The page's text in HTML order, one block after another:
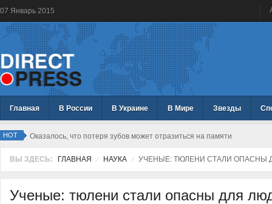
07 Январь 2015
Главная В России В Украине В Мире Звезды
HOT Оказалось, что потеря зубов может отразиться на памяти
ВЫ ЗДЕСЬ: ГЛАВНАЯ НАУКА УЧЕНЫЕ: ТЮЛЕНИ СТАЛИ ОПАСНЫ
Ученые: тюлени стали опасны для